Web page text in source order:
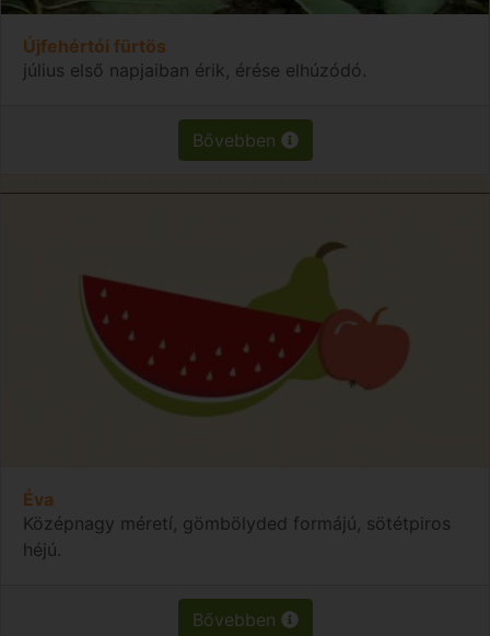
Újfehértói fürtös
július első napjaiban érik, érése elhúzódó.
Bővebben
Éva
Középnagy méretí, gömbölyded formájú, sötétpiros
héjú.
Bővebben